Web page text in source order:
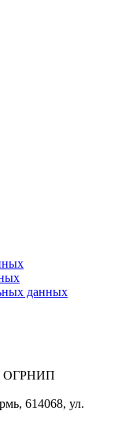
данных
ОГРНИП
614068, ул.